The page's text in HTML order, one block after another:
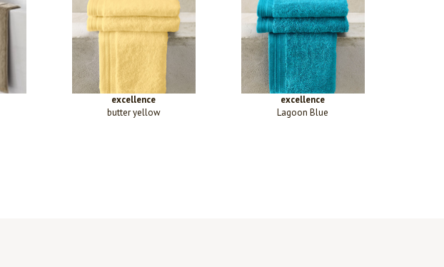
excellence
butter yellow
excellence
Lagoon Blue